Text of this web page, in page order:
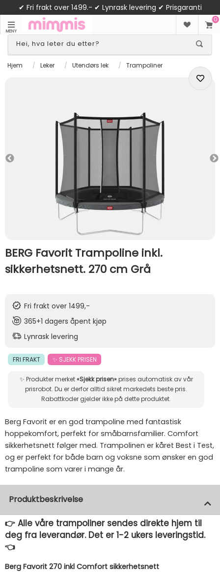
✔ Fri frakt over 1499.- ✔ Lynrask levering ✔ Prisgaranti
MENY
0
Hjem / Leker / Utendørs lek / Trampoliner
BERG Favorit Trampoline inkl.
sikkerhetsnett. 270 cm Grå
Fri frakt over 1499,-
365+1 dagers åpent kjøp
Lynrask levering
FRI FRAKT ✨ SJEKK PRISEN
✨ Produkter merket«Sjekk prisen»prises automatisk av vår
prisrobot. Du er derfor alltid sikret markedets beste pris.
Rabattkoder gjelder ikke på dette produktet.
Berg Favorit er en god trampoline med fantastisk
hoppekomfort, perfekt for småbarnsfamilier. Comfort
sikkerhetsnett følger med. Trampolinen er kåret Best i Test,
og er perfekt for både barn og voksne som ønsker en god
trampoline som varer i mange år.
Produktbeskrivelse
👉 Alle våre trampoliner sendes direkte hjem til
deg fra leverandør. Det er 1-2 ukers leveringstid.
👈
Berg Favorit 270 inkl Comfort sikkerhetsnett